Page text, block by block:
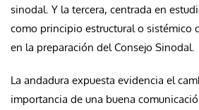
sinodal. Y la tercera, centrada en
como principio estructural o sistémico
en la preparación del Consejo Sinodal.
La andadura expuesta evidencia el
importancia de una buena